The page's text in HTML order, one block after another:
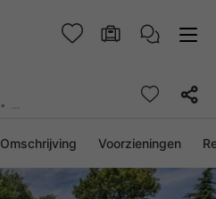
2 deelnemers, 0 huisdier
Omschrijving Voorzieningen